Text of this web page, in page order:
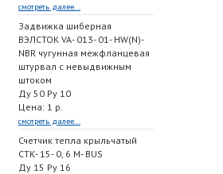
смотреть далее...
Задвижка шиберная
ВЭЛСТОК VA- 013- 01- HW(N)-
NBR чугунная межфланцевая
штурвал с невыдвижным
штоком
Ду 50 Ру 10
Цена: 1 р.
смотреть далее...
Счетчик тепла крыльчатый
СТК- 15- 0, 6 M- BUS
Ду 15 Ру 16